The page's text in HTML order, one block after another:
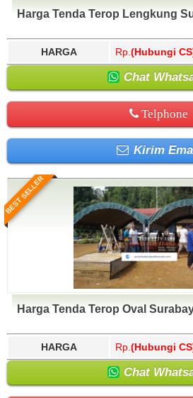
Harga Tenda Terop Lengkung
HARGA Rp. (Hubungi
Chat
Telphone
Kirim
BEST SELLER
Harga Tenda Terop Oval
HARGA Rp. (Hubungi
Chat